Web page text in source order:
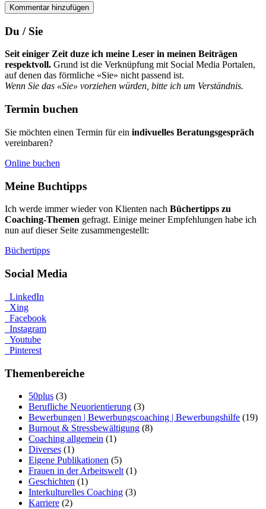
Du / Sie
Seit einiger Zeit duze ich meine Leser in meinen Beiträgen
respektvoll. Grund ist die Verknüpfung mit Social Media Portalen,
auf denen das förmliche «Sie» nicht passend ist.
Wenn Sie das «Sie» vorziehen würden, bitte ich um Verständnis.
Termin buchen
Sie möchten einen Termin für ein indivuelles Beratungsgespräch
vereinbaren?
Online buchen
Meine Buchtipps
Ich werde immer wieder von Klienten nach Büchertipps zu
Coaching-Themen gefragt. Einige meiner Empfehlungen habe ich
nun auf dieser Seite zusammengestellt:
Büchertipps
Social Media
LinkedIn
Xing
Facebook
Instagram
Youtube
Pinterest
Themenbereiche
50plus (3)
Berufliche Neuorientierung (3)
Bewerbungen | Bewerbungscoaching | Bewerbungshilfe (19)
Burnout & Stressbewältigung (8)
Coaching allgemein (1)
Diverses (1)
Eigene Publikationen (5)
Frauen in der Arbeitswelt (1)
Geschichten (1)
Interkulturelles Coaching (3)
Karriere (2)